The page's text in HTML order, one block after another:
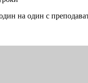
на один с